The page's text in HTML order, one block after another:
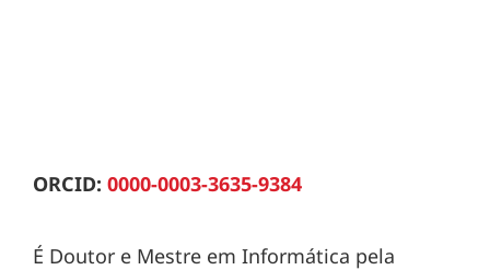
ORCID: 0000-0003-3635-9384
É Doutor e Mestre em Informática pela